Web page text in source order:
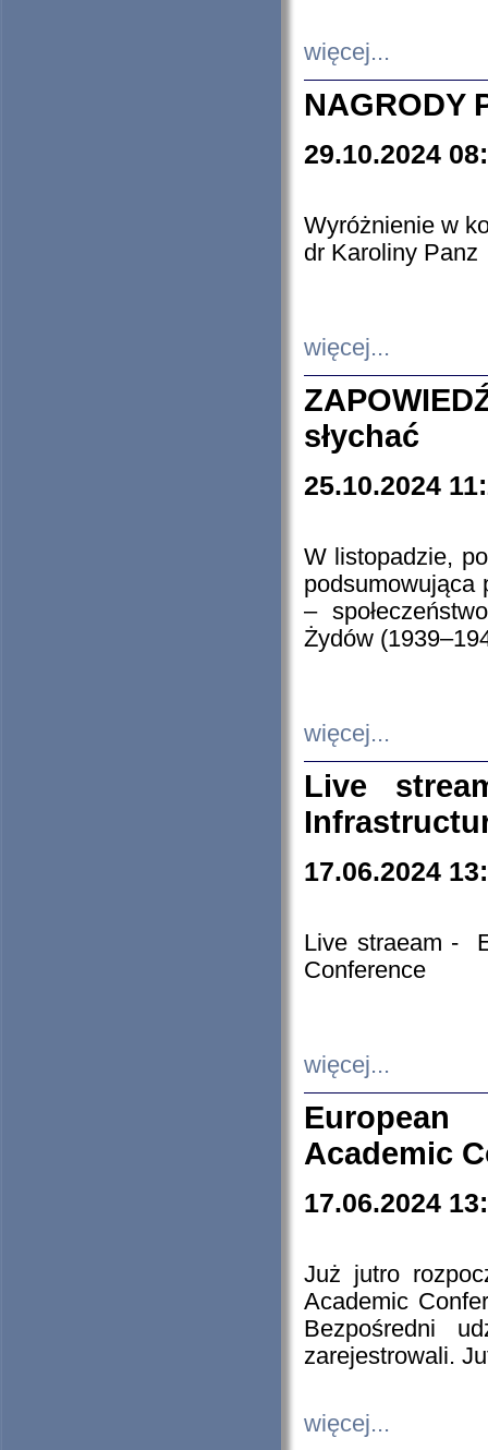
więcej...
NAGRODY
29.10.2024
Wyróżnienie w
dr Karoliny Panz
więcej...
słychać
25.10.2024
W listopadzie,
podsumowująca
–
Żydów
więcej...
Live
17.06.2024
Live straeam -
Conference
więcej...
European
Academic
17.06.2024
Już jutro
Academic
Bezpośredni
zarejestrowali.
więcej...